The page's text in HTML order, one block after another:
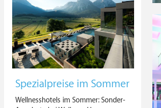
Spezialpreise im Sommer
Wellnesshotels im Sommer: Sonder-